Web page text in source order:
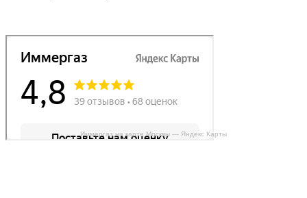
Иммергаз на карте Москвы — Яндекс Карты